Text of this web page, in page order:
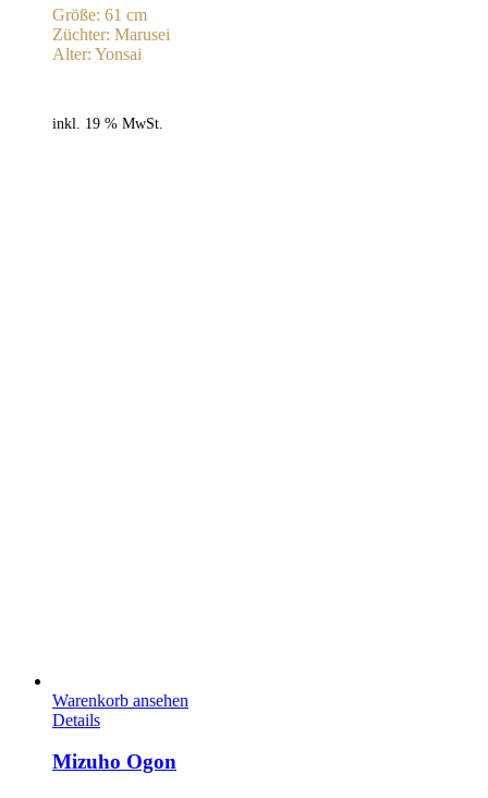
Größe: 61 cm
Züchter: Marusei
Alter: Yonsai
inkl. 19 % MwSt.
Warenkorb ansehen
Details
Mizuho Ogon